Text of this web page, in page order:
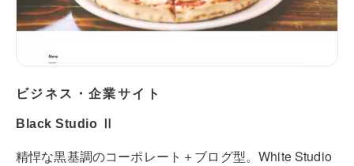
ビジネス・企業サイト
Black Studio Ⅱ
精悍な黒基調のコーポレート＋ブログ型。White Studio